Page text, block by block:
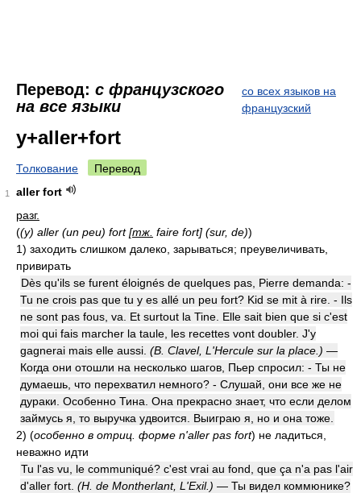
Перевод: с французского
на все языки
со всех языков на
французский
y+aller+fort
Толкование Перевод
1
aller fort
разг.
((y) aller (un peu) fort [тж. faire fort] (sur, de))
1) заходить слишком далеко, зарываться; преувеличивать,
привирать
Dès qu'ils se furent éloignés de quelques pas, Pierre demanda: -
Tu ne crois pas que tu y es allé un peu fort? Kid se mit à rire. - Ils
ne sont pas fous, va. Et surtout la Tine. Elle sait bien que si c'est
moi qui fais marcher la taule, les recettes vont doubler. J'y
gagnerai mais elle aussi. (B. Clavel, L'Hercule sur la place.) —
Когда они отошли на несколько шагов, Пьер спросил: - Ты не
думаешь, что перехватил немного? - Слушай, они все же не
дураки. Особенно Тина. Она прекрасно знает, что если делом
займусь я, то выручка удвоится. Выиграю я, но и она тоже.
2) (особенно в отриц. форме n'aller pas fort) не ладиться,
неважно идти
Tu l'as vu, le communiqué? c'est vrai au fond, que ça n'a pas l'air
d'aller fort. (H. de Montherlant, L'Exil.) — Ты видел коммюнике?